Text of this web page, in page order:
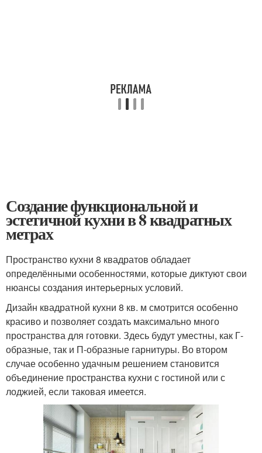
Создание функциональной и
эстетичной кухни в 8 квадратных
метрах
Пространство кухни 8 квадратов обладает
определёнными особенностями, которые диктуют свои
нюансы создания интерьерных условий.
Дизайн квадратной кухни 8 кв. м смотрится особенно
красиво и позволяет создать максимально много
пространства для готовки. Здесь будут уместны, как Г-
образные, так и П-образные гарнитуры. Во втором
случае особенно удачным решением становится
объединение пространства кухни с гостиной или с
лоджией, если таковая имеется.